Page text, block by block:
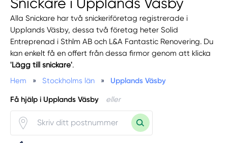
Snickare i Upplands Väsby
Alla Snickare har två snickeriföretag registrerade i
Upplands Väsby, dessa två företag heter Solid
Entreprenad i Sthlm AB och L&A Fantastic Renovering. Du
kan enkelt få en offert från dessa firmor genom att klicka
'Lägg till snickare'.
Hem
» Stockholms län » Upplands Väsby
Få hjälp i Upplands Väsby eller